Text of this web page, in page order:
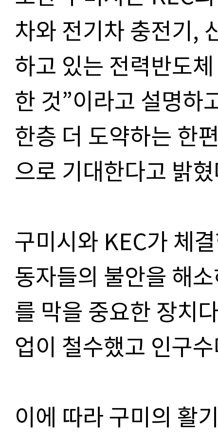
차와 전기차 충전기,
하고 있는 전력반도
한 것”이라고 설명하
한층 더 도약하는 한
으로 기대한다고 밝
구미시와 KEC가 체
동자들의 불안을 해
를 막을 중요한 장치
업이 철수했고 인구
이에 따라 구미의 활